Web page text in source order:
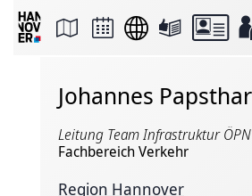
Seite
FacebookJohannes
Leitung Team Infrastruktur
Fachbereich Verkehr
Region Hannover